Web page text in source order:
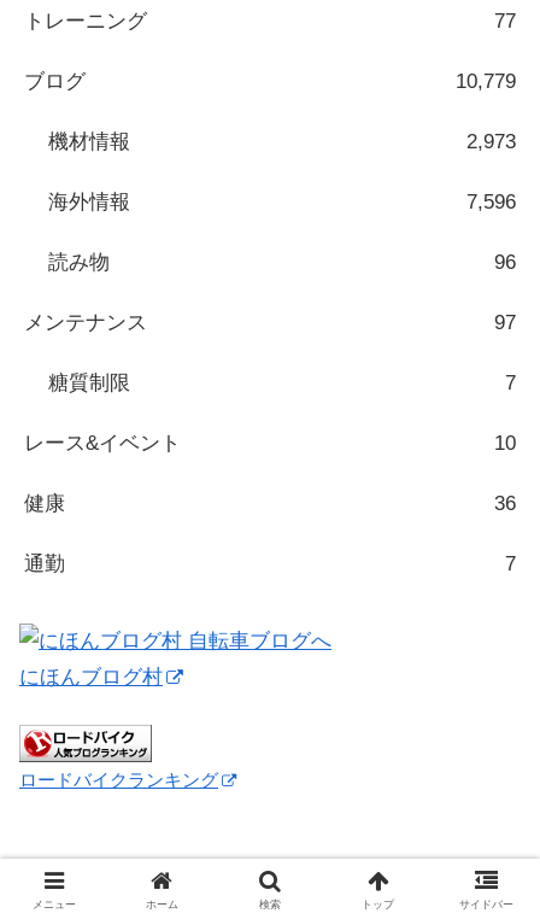
トレーニング 77
ブログ 10,779
機材情報 2,973
海外情報 7,596
読み物 96
メンテナンス 97
糖質制限 7
レース&イベント 10
健康 36
通勤 7
にほんブログ村
ロードバイクランキング
メニュー ホーム 検索 トップ サイドバー